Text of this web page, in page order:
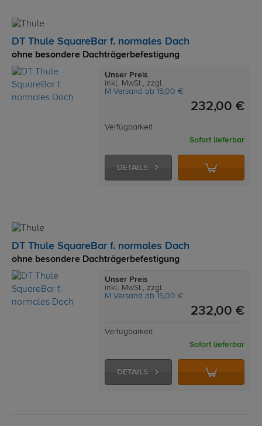
DT Thule SquareBar f. normales Dach
ohne besondere Dachträgerbefestigung
Unser Preis
inkl. MwSt., zzgl.
M Versand ab 15,00 €
232,00 €
Verfügbarkeit
Sofort lieferbar
DETAILS
DT Thule SquareBar f. normales Dach
ohne besondere Dachträgerbefestigung
Unser Preis
inkl. MwSt., zzgl.
M Versand ab 15,00 €
232,00 €
Verfügbarkeit
Sofort lieferbar
DETAILS